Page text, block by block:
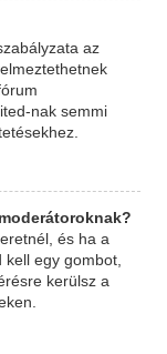
az
nak semmi
és ha a
kell egy gombot,
kerülsz a